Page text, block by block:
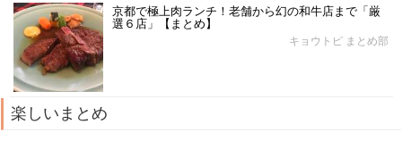
京都で極上肉ランチ！老舗から幻の和牛店まで「厳
選６店」【まとめ】
キョウトピ まとめ部
楽しいまとめ